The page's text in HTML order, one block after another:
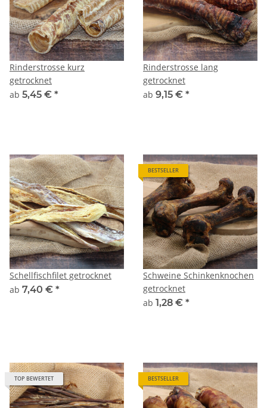
Rinderstrosse kurz
getrocknet
ab 5,45 € *
Rinderstrosse lang
getrocknet
ab 9,15 € *
Schellfischfilet getrocknet
ab 7,40 € *
BESTSELLER
Schweine Schinkenknochen
getrocknet
ab 1,28 € *
TOP BEWERTET BESTSELLER